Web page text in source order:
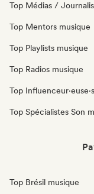
Top Médias /
Top Mentors musique
Top Playlists musique
Top Radios musique
Top
Top Spécialistes Son
Top Brésil musique